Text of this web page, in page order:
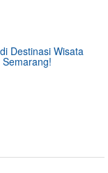
Destinasi Wisata